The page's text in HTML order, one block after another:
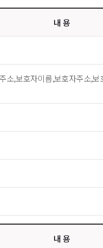
내 용
,보호자이름,보호자주소,
내 용